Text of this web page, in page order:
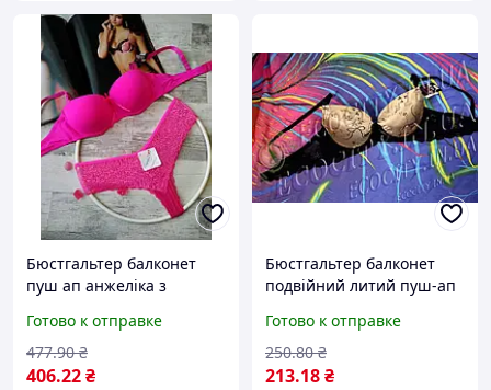
Бюстгальтер балконет
пуш ап анжеліка з
чашкою набір з
трусиками малиновий
(0_3189)
Готово к отправке
406.22₴
477.90 ₴
Бюстгальтер балконет
подвійний литий пуш-ап
розмір) 793 Biweier
скифське золото
Готово к отправке
213.18₴
250.80 ₴